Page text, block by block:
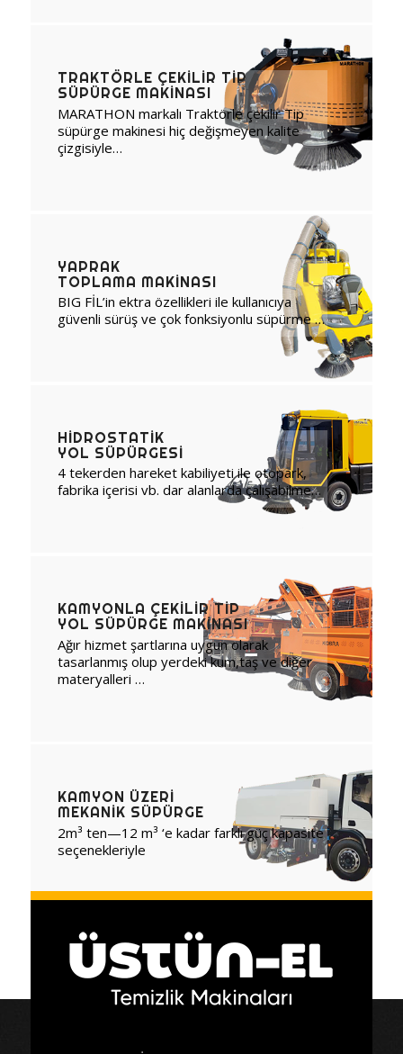
TRAKTÖRLE ÇEKILIR TIP
SÜPÜRGE MAKINASI
MARATHON markalı Traktörle çekilir Tip
süpürge makinesi hiç değişmeyen kalite
çizgisiyle…
YAPRAK
TOPLAMA MAKINASI
BIG FİL’in ektra özellikleri ile kullanıcıya
güvenli sürüş ve çok fonksiyonlu süpürme …
HIDROSTATIK
YOL SÜPÜRGESI
4 tekerden hareket kabiliyeti ile otopark,
fabrika içerisi vb. dar alanlarda çalışabilme…
KAMYONLA ÇEKILIR TIP
YOL SÜPÜRGE MAKINASI
Ağır hizmet şartlarına uygun olarak
tasarlanmış olup yerdeki kum,taş ve diğer
materyalleri …
KAMYON ÜZERI
MEKANIK SÜPÜRGE
2m³ ten—12 m³ ‘e kadar farklı güç kapasite
seçenekleriyle